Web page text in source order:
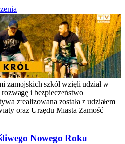
zamojskich szkół wzięli udział w
i bezpieczeństwo
zrealizowana została z udziałem
oraz Urzędu Miasta Zamość.
Nowego Roku